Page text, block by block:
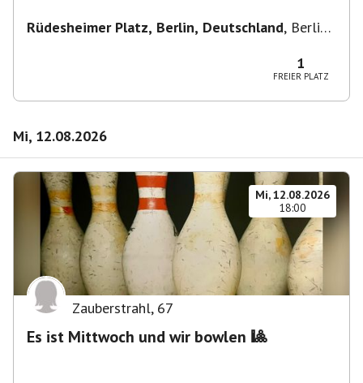
Rüdesheimer Platz, Berlin, Deutschland, Berlin-
1
FREIER PLATZ
Mi, 12.08.2026
Mi, 12.08.2026
18:00
Zauberstrahl, 67
Es ist Mittwoch und wir bowlen 🎱